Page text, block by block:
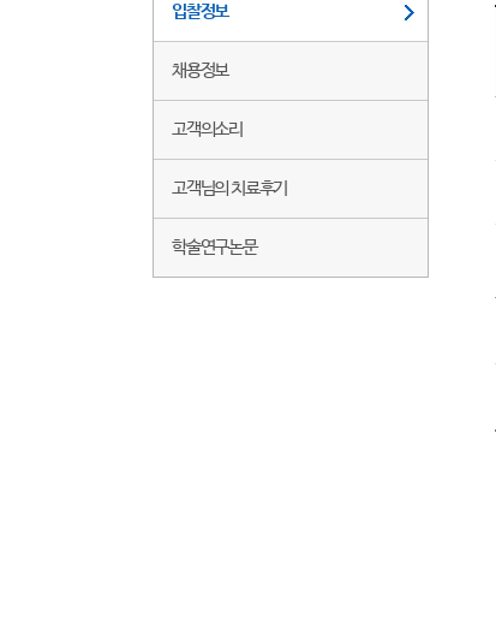
입찰정보
채용정보
고객의소리
고객님의 치료후기
학술연구논문